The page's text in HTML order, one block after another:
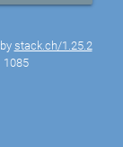
stack.ch/1.25.2
1085